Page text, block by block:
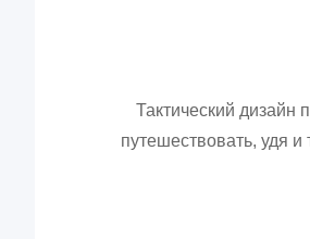
Тактический дизайн
путешествовать, удя